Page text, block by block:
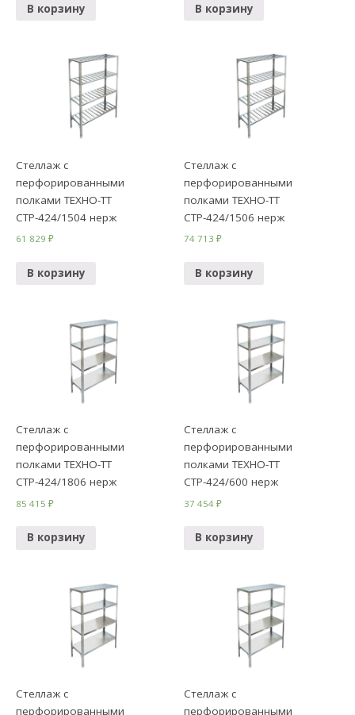
В корзину В корзину
Стеллаж с
перфорированными
полками ТЕХНО-ТТ
СТР-424/1504 нерж
61 829₽
В корзину
Стеллаж с
перфорированными
полками ТЕХНО-ТТ
СТР-424/1506 нерж
74 713₽
В корзину
Стеллаж с
перфорированными
полками ТЕХНО-ТТ
СТР-424/1806 нерж
85 415₽
В корзину
Стеллаж с
перфорированными
полками ТЕХНО-ТТ
СТР-424/600 нерж
37 454₽
В корзину
Стеллаж с
перфорированными
Стеллаж с
перфорированными